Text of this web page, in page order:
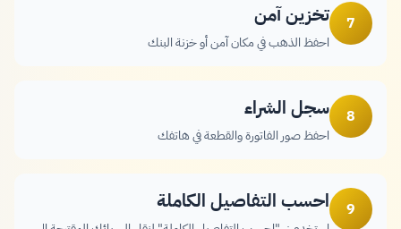
7 تخزين آمن
احفظ الذهب في مكان آمن أو خزنة البنك
8 سجل الشراء
احفظ صور الفاتورة والقطعة في هاتفك
9 احسب التفاصيل الكاملة